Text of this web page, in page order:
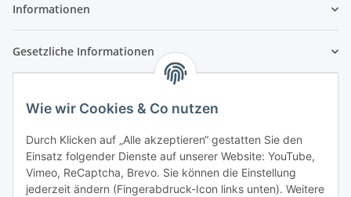
Wie wir Cookies & Co nutzen
Durch Klicken auf „Alle akzeptieren“ gestatten Sie den
Einsatz folgender Dienste auf unserer Website: YouTube,
Vimeo, ReCaptcha, Brevo. Sie können die Einstellung
jederzeit ändern (Fingerabdruck-Icon links unten). Weitere
Informationen
Gesetzliche Informationen